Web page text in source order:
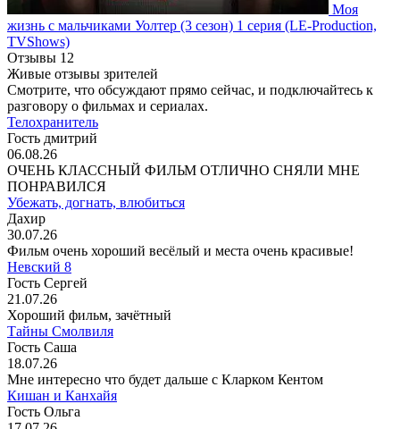
Моя
жизнь с мальчиками Уолтер (3 сезон) 1 серия (LE-Production,
TVShows)
Отзывы 12
Живые отзывы зрителей
Смотрите, что обсуждают прямо сейчас, и подключайтесь к
разговору о фильмах и сериалах.
Телохранитель
Гость дмитрий
06.08.26
ОЧЕНЬ КЛАССНЫЙ ФИЛЬМ ОТЛИЧНО СНЯЛИ МНЕ
ПОНРАВИЛСЯ
Убежать, догнать, влюбиться
Дахир
30.07.26
Фильм очень хороший весёлый и места очень красивые!
Невский 8
Гость Сергей
21.07.26
Хороший фильм, зачётный
Тайны Смолвиля
Гость Саша
18.07.26
Мне интересно что будет дальше с Кларком Кентом
Кишан и Канхайя
Гость Ольга